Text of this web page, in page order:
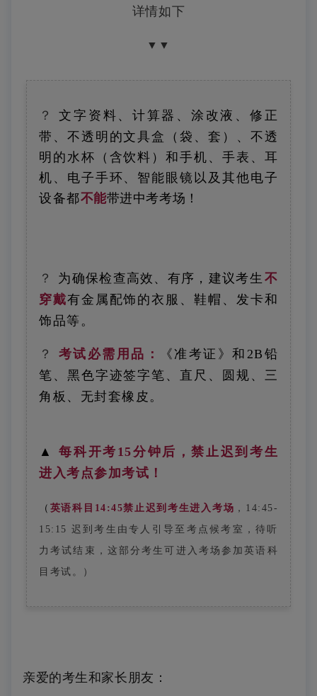
详情如下
▼ ▼
？文字资料、计算器、涂改液、修正
带、不透明的文具盒（袋、套）、不透
明的水杯（含饮料）和手机、手表、耳
机、电子手环、智能眼镜以及其他电子
设备都不能带进中考考场！
？ 为确保检查高效、有序，建议 考生 不
穿戴有金属配饰的衣服、鞋帽、发卡和
饰品等。
？ 考试必需用品：
《准考证》和2B铅
笔、黑色字迹签字笔、直尺、圆规、三
角板、无封套橡皮。
▲
每科开考15分钟后，禁止迟到考生
进入考点参加考试！
（ 英语科目14:45禁止迟到考生进入考场 ，14:45-
15:15 迟到考生由专人引导至考点候考室，待听
力考试结束，这部分考生可进入考场参加英语科
目考试 。）
亲爱的考生和家长朋友：